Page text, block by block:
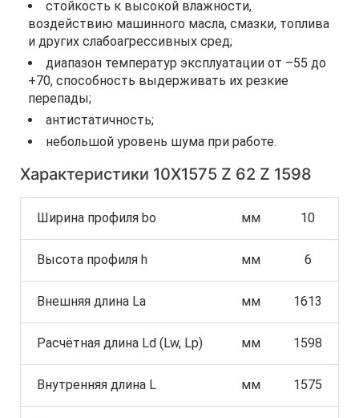
стойкость к высокой влажности,
воздействию машинного масла, смазки, топлива
и других слабоагрессивных сред;
диапазон температур эксплуатации от –55 до
+70, способность выдерживать их резкие
перепады;
антистатичность;
небольшой уровень шума при работе.
Характеристики 10Х1575 Z 62 Z 1598
Ширина профиля bo мм 10
Высота профиля h мм 6
Внешняя длина La мм 1613
Расчётная длина Ld (Lw, Lp) мм 1598
Внутренняя длина L мм 1575